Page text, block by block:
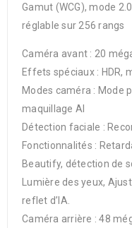
Gamut (WCG), mode
réglable sur 256 rangs
Caméra avant : 20
Effets spéciaux : HDR,
Modes caméra : Mode
maquillage AI
Détection faciale :
Fonctionnalités :
Beautify, détection de
Lumière des yeux,
reflet d’IA.
Caméra arrière : 48